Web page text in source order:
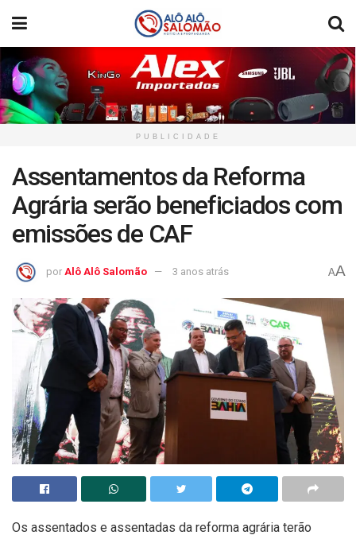
PUBLICIDADE
Assentamentos da Reforma
Agrária serão beneficiados com
emissões de CAF
por Alô Alô Salomão 3 anos atrás AA
Os assentados e assentadas da reforma agrária terão